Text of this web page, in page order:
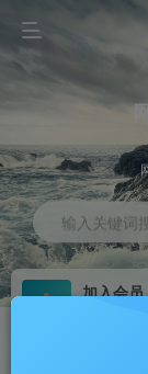
输入关键词
加入会员